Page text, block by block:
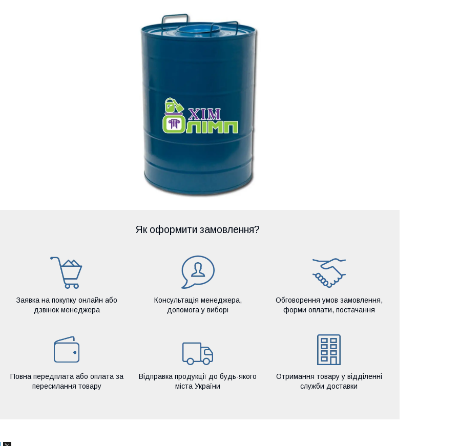
Як оформити замовлення?
Заявка на покупку онлайн або
дзвінок менеджера
Консультація менеджера,
допомога у виборі
Обговорення умов замовлення,
форми оплати, постачання
Повна передплата або оплата за
пересилання товару
Відправка продукції до будь-якого
міста України
Отримання товару у відділенні
служби доставки